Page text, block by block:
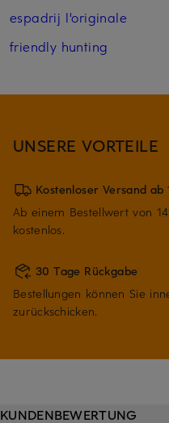
espadrij l'originale
friendly hunting
UNSERE VORTEILE
Kostenloser Versand ab
Ab einem Bestellwert von
kostenlos.
30 Tage Rückgabe
Bestellungen können Sie
zurückschicken.
KUNDENBEWERTUNG